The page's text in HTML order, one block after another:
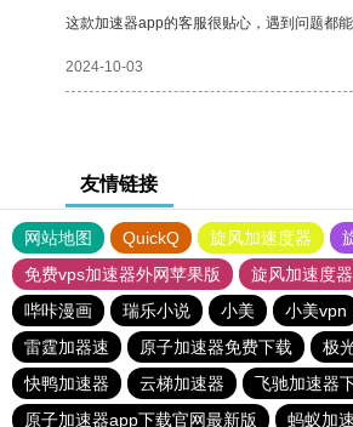
这款加速器app的客服很贴心，遇到问题都
2024-10-03
友情链接
网站地图 QuickQ 旋风加速度器
免费vps加速器外网苹果版
旋风加速度器
哔咔漫画
瑞乐小说 小美 小美vpn
雷霆加器速
原子加速器免费下载 极
快鸭加速器
云梯加速器 飞驰加速器
原子加速器app下载官网最新版
蚂蚁加